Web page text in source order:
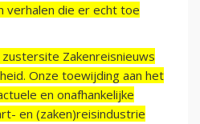
verhalen die er echt toe
Zakenreisnieuws
Onze toewijding aan het
en onafhankelijke
en (zaken)reisindustrie